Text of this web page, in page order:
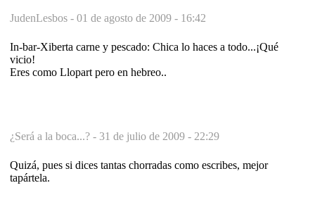
JudenLesbos - 01 de agosto de 2009 - 16:42
In-bar-Xiberta carne y pescado: Chica lo haces a todo...¡Qué
vicio!
Eres como Llopart pero en hebreo..
¿Será a la boca...? - 31 de julio de 2009 - 22:29
Quizá, pues si dices tantas chorradas como escribes, mejor
tapártela.